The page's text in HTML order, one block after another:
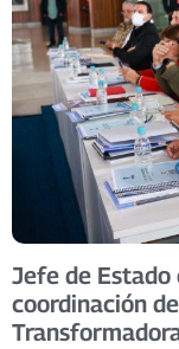
Jefe de Estado
coordinación